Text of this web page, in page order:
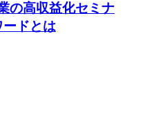
の高収益化セミナ
ドとは